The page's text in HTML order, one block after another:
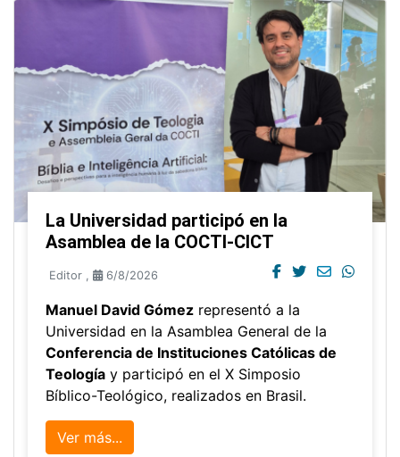
La Universidad participó en la
Asamblea de la COCTI-CICT
Editor , 6/8/2026
Manuel David Gómez representó a la
Universidad en la Asamblea General de la
Conferencia de Instituciones Católicas de
Teología y participó en el X Simposio
Bíblico-Teológico, realizados en Brasil.
Ver más...